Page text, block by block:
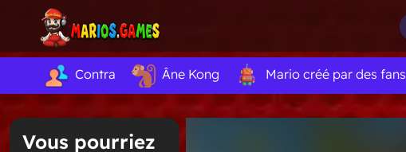
Contra Âne Kong Mario créé par des fans
Vous pourriez